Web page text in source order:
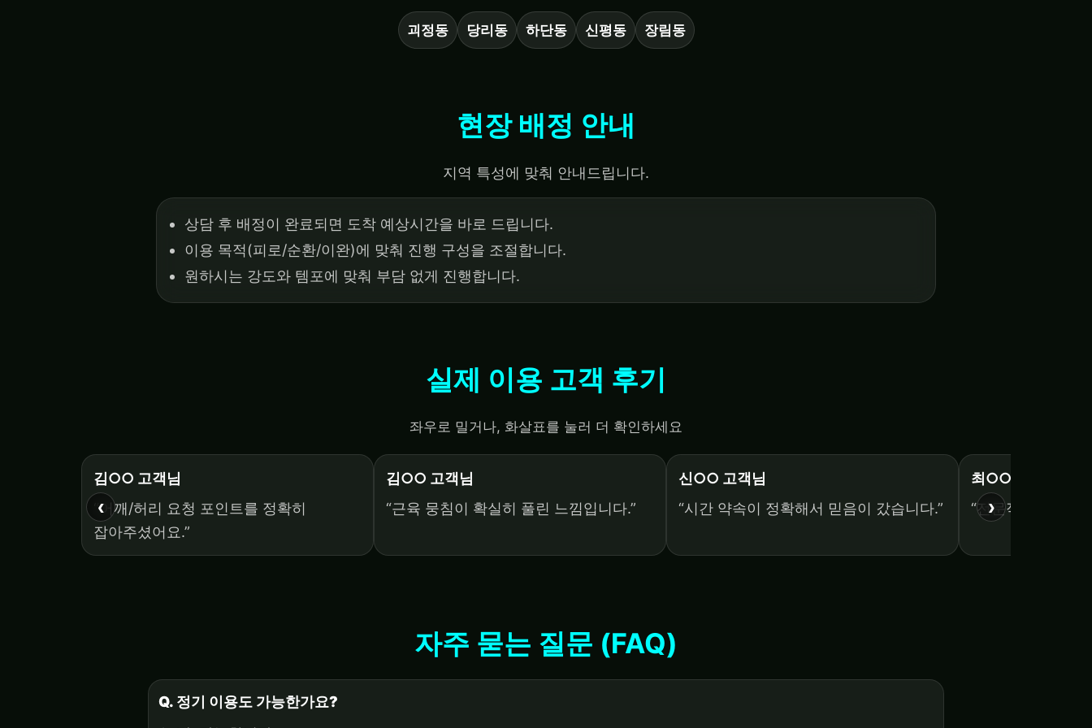
괴정동 당리동 하단동 신평동 장림동
현장 배정 안내
지역 특성에 맞춰 안내드립니다.
상담 후 배정이 완료되면 도착 예상시간을 바로 드립니다.
이용 목적(피로/순환/이완)에 맞춰 진행 구성을 조절합니다.
원하시는 강도와 템포에 맞춰 부담 없게 진행합니다.
실제 이용 고객 후기
좌우로 밀거나, 화살표를 눌러 더 확인하세요
‹
김○○ 고객님
“어깨/허리 요청 포인트를 정확히
잡아주셨어요.”
김○○ 고객님
“근육 뭉침이 확실히 풀린 느낌입니다.”
신○○ 고객님
“시간 약속이 정확해서 믿음이 갔습니다.”
최○○ 고객님
“전문적인 테크닉
›
자주 묻는 질문 (FAQ)
Q. 정기 이용도 가능한가요?